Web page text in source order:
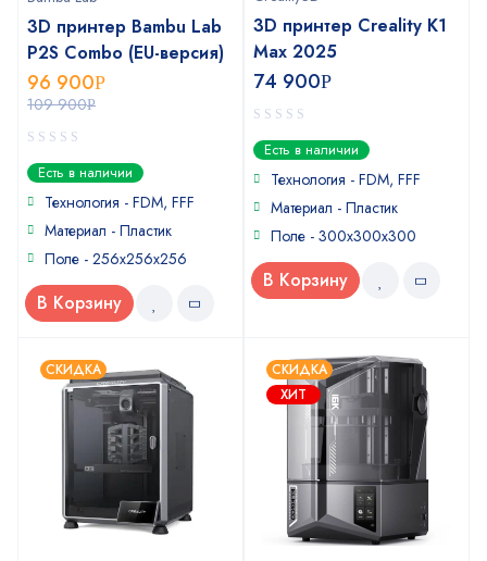
3D принтер Bambu Lab
P2S Combo (EU-версия)
109 900Р
96 900Р
0
out
of
Есть в наличии
Технология - FDM, FFF
Материал - Пластик
Поле - 256х256х256
В Корзину
3D принтер Creality K1
Max 2025
74 900Р
0
out
of
Есть в наличии
Технология - FDM, FFF
Материал - Пластик
Поле - 300х300х300
В Корзину
СКИДКА
СКИДКА
ХИТ